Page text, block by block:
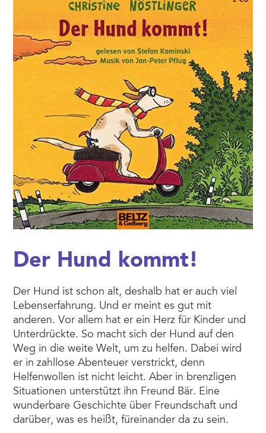
Der Hund kommt!
Der Hund ist schon alt, deshalb hat er auch viel
Lebenserfahrung. Und er meint es gut mit
anderen. Vor allem hat er ein Herz für Kinder und
Unterdrückte. So macht sich der Hund auf den
Weg in die weite Welt, um zu helfen. Dabei wird
er in zahllose Abenteuer verstrickt, denn
Helfenwollen ist nicht leicht. Aber in brenzligen
Situationen unterstützt ihn Freund Bär. Eine
wunderbare Geschichte über Freundschaft und
darüber, was es heißt, füreinander da zu sein.